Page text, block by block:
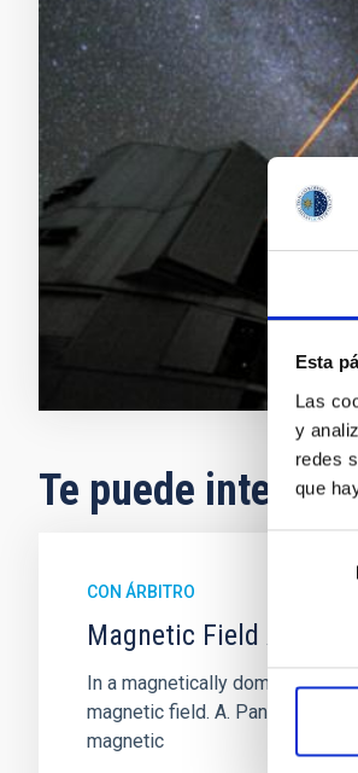
Esta
Las
y
redes
que
Te puede
CON ÁRBITRO
Magnetic Field
In a magnetically dominated
magnetic field. A. Pandhi et al.
magnetic